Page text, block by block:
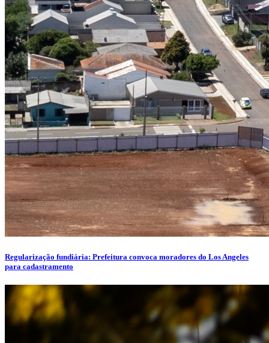
Regularização fundiária: Prefeitura convoca moradores do Los Angeles
para cadastramento